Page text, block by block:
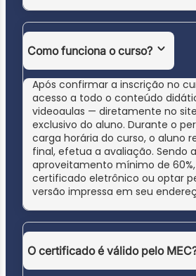
Como funciona o curso?
Após confirmar a inscrição no
acesso a todo o conteúdo
videoaulas — diretamente no
exclusivo do aluno. Durante o
carga horária do curso, o aluno
final, efetua a avaliação. Sendo
aproveitamento mínimo de
certificado eletrônico ou optar
versão impressa em seu
O certificado é válido pelo